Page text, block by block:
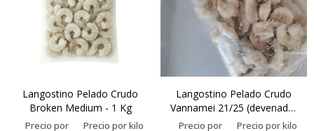
Langostino Pelado Crudo
Broken Medium - 1 Kg
Langostino Pelado Crudo
Vannamei 21/25 (devenado)
- 1 Kg